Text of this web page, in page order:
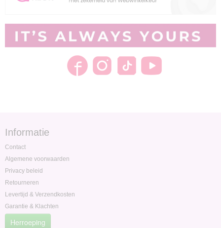
Informatie
Contact
Algemene voorwaarden
Privacy beleid
Retourneren
Levertijd & Verzendkosten
Garantie & Klachten
Herroeping